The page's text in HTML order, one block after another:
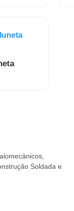
Soldada e